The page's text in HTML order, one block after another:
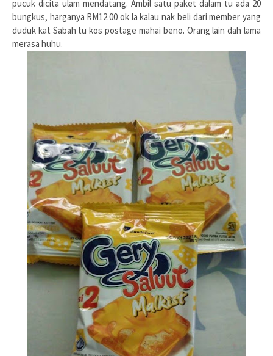
pucuk dicita ulam mendatang. Ambil satu paket dalam tu ada 20
bungkus, harganya RM12.00 ok la kalau nak beli dari member yang
duduk kat Sabah tu kos postage mahai beno. Orang lain dah lama
merasa huhu.